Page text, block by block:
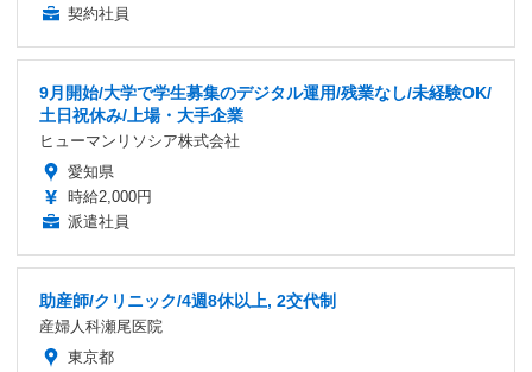
契約社員
9月開始/大学で学生募集のデジタル運用/残業なし/未経験OK/
土日祝休み/上場・大手企業
ヒューマンリソシア株式会社
愛知県
時給2,000円
派遣社員
助産師/クリニック/4週8休以上, 2交代制
産婦人科瀬尾医院
東京都